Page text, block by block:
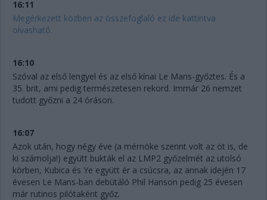
16:11
Megérkezett közben az összefoglaló ez ide kattintva
olvasható.
16:10
Szóval az első lengyel és az első kínai Le Mans-győztes. És a
35. brit, ami pedig természetesen rekord. Immár 26 nemzet
tudott győzni a 24 óráson.
16:07
Azok után, hogy négy éve (a mérnöke szerint volt az öt is, de
ki számolja!) együtt bukták el az LMP2 győzelmét az utolsó
körben, Kubica és Ye együtt ér a csúcsra, az annak idején 17
évesen Le Mans-ban debütáló Phil Hanson pedig 25 évesen
már rutinos pilótaként győz.